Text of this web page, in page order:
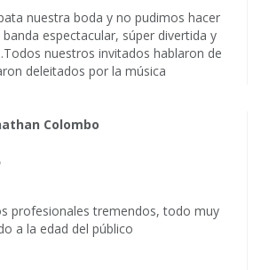
nuestra boda y no pudimos hacer
espectacular, súper divertida y
nuestros invitados hablaron de
deleitados por la música
Colombo
profesionales tremendos, todo muy
a la edad del público